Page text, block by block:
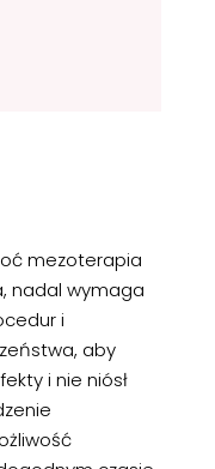
mezoterapia
nadal wymaga
i
aby
i nie niósł